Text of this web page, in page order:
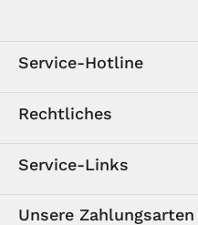
Service-Hotline
Rechtliches
Service-Links
Unsere Zahlungsarten